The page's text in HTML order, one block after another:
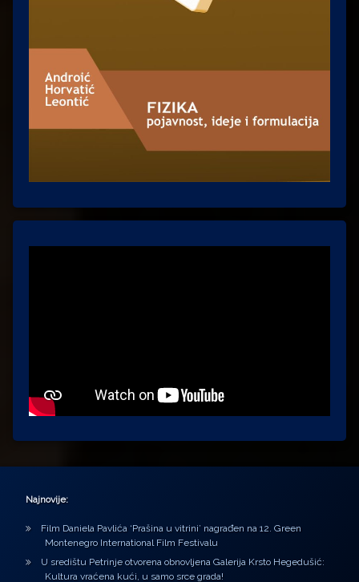
Najnovije:
Film Daniela Pavlića ‘Prašina u vitrini’ nagrađen na 12. Green
Montenegro International Film Festivalu
U središtu Petrinje otvorena obnovljena Galerija Krsto Hegedušić:
Kultura vraćena kući, u samo srce grada!